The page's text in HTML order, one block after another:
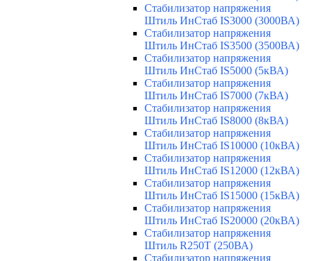
Стабилизатор напряжения
Штиль ИнСтаб IS3000 (3000ВА)
Стабилизатор напряжения
Штиль ИнСтаб IS3500 (3500ВА)
Стабилизатор напряжения
Штиль ИнСтаб IS5000 (5кВА)
Стабилизатор напряжения
Штиль ИнСтаб IS7000 (7кВА)
Стабилизатор напряжения
Штиль ИнСтаб IS8000 (8кВА)
Стабилизатор напряжения
Штиль ИнСтаб IS10000 (10кВА)
Стабилизатор напряжения
Штиль ИнСтаб IS12000 (12кВА)
Стабилизатор напряжения
Штиль ИнСтаб IS15000 (15кВА)
Стабилизатор напряжения
Штиль ИнСтаб IS20000 (20кВА)
Стабилизатор напряжения
Штиль R250T (250ВА)
Стабилизатор напряжения